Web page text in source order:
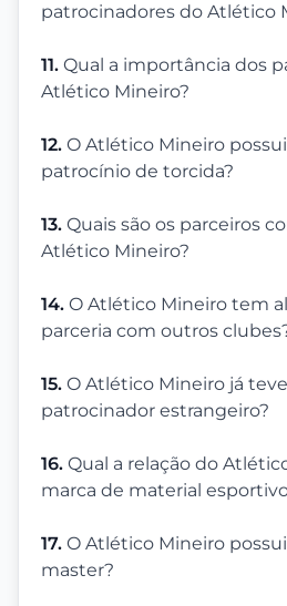
patrocinadores do Atlético
11. Qual a importância dos
Atlético Mineiro?
12. O Atlético Mineiro
patrocínio de torcida?
13. Quais são os parceiros
Atlético Mineiro?
14. O Atlético Mineiro tem
parceria com outros
15. O Atlético Mineiro já
patrocinador estrangeiro?
16. Qual a relação do
marca de material
17. O Atlético Mineiro
master?